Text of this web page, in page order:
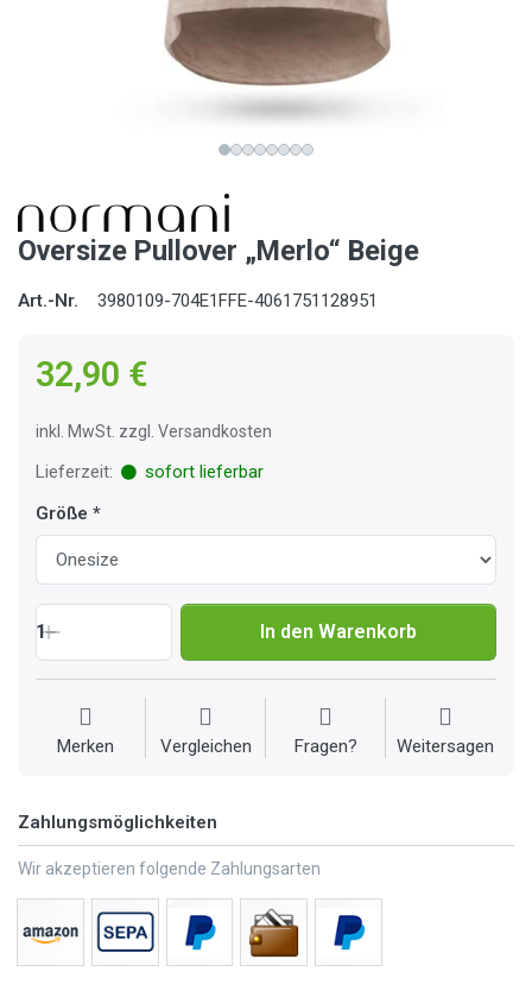
Oversize Pullover „Merlo“ Beige
Art.-Nr. 3980109-704E1FFE-4061751128951
32,90 €
inkl. MwSt. zzgl. Versandkosten
Lieferzeit:
sofort lieferbar
Größe
1 In den Warenkorb
Merken Vergleichen Fragen? Weitersagen
Zahlungsmöglichkeiten
Wir akzeptieren folgende Zahlungsarten